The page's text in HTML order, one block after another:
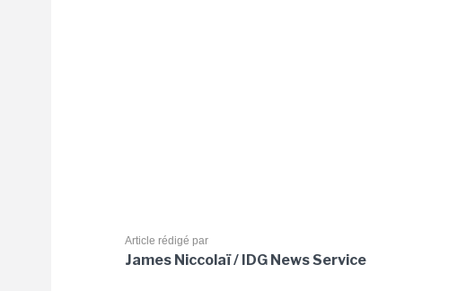
Article rédigé par
James Niccolaï / IDG News Service